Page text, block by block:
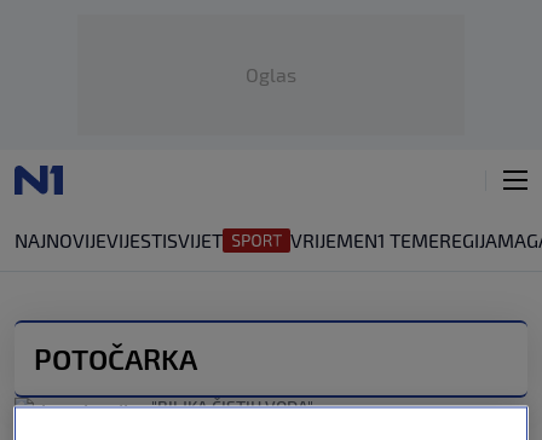
Oglas
NAJNOVIJEVIJESTISVIJET VRIJEMEN1 TEMEREGIJA
POTOČARKA
"BILJKA ČISTIH VODA"